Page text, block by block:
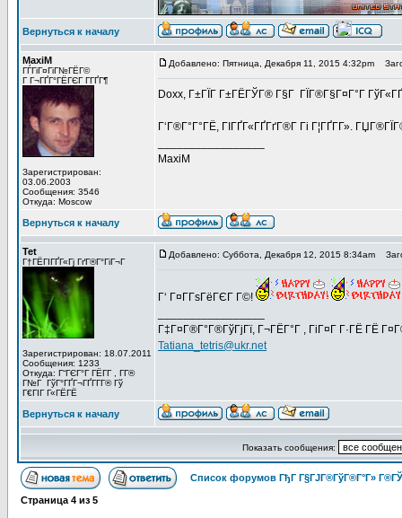
Вернуться к началу
MaxiM
ГЃГіГ¤ГіГ№ГЁГ©
Г Г¬ГҐГ°ГЁГЄГ Г­ГҐГ¶
Зарегистрирован:
03.06.2003
Сообщения: 3546
Откуда: Moscow
Добавлено: Пятница, Декабря 11, 2015 4:32pm
Doxx, Г±ГЇГ Г±ГЁГЎГ® Г§Г ГЇГ®Г§Г¤Г°Г
Г‘Г®Г°Г°ГЁ, ГІГҐГ«ГҐГґГ®Г­ Гі Г¦ГҐГ­Г».
MaxiM
Вернуться к началу
Tet
Г†ГЁГІГҐГ«Гј ГґГ®Г°ГіГ¬Г
Зарегистрирован: 18.07.2011
Сообщения: 1233
Откуда: Г“ГЄГ°Г ГЁГ­Г , Г­Г®
Г№Г ГўГ°ГҐГ¬ГҐГ­Г­Г® Гў
Г€ГІГ Г«ГЁГЁ
Добавлено: Суббота, Декабря 12, 2015 8:34am
Г‘ Г¤Г­ГѕГёГЄГ Г©!
Г‡Г¤Г®Г°Г®ГўГјГї, Г¬ГЁГ°Г , ГіГ¤Г Г·ГЁ ГЁ
Tatiana_tetris@ukr.net
Вернуться к началу
Показать сообщения:
Список форумов ГђГ Г§ГЈГ®ГўГ®Г°Г»
Страница 4 из 5